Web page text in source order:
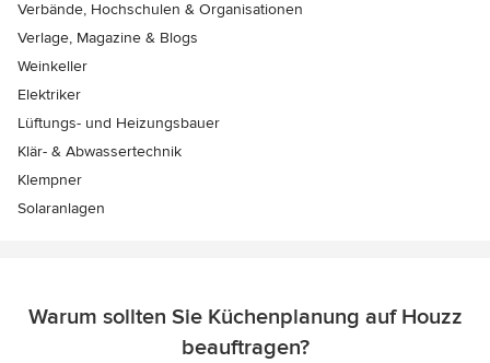
Verbände, Hochschulen & Organisationen
Verlage, Magazine & Blogs
Weinkeller
Elektriker
Lüftungs- und Heizungsbauer
Klär- & Abwassertechnik
Klempner
Solaranlagen
Warum sollten Sie Küchenplanung auf Houzz
beauftragen?